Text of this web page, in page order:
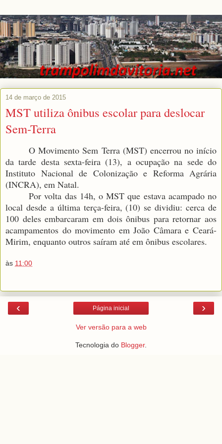
14 de março de 2015
MST utiliza ônibus escolar para deslocar
Sem-Terra
O Movimento Sem Terra (MST) encerrou no início
da tarde desta sexta-feira (13), a ocupação na sede do
Instituto Nacional de Colonização e Reforma Agrária
(INCRA), em Natal.
Por volta das 14h, o MST que estava acampado no
local desde a última terça-feira, (10) se dividiu: cerca de
100 deles embarcaram em dois ônibus para retornar aos
acampamentos do movimento em João Câmara e Ceará-
Mirim, enquanto outros saíram até em ônibus escolares.
às 11:00
‹ ›
Página inicial
Ver versão para a web
Tecnologia do Blogger.